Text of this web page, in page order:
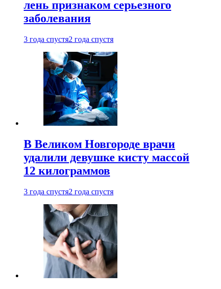
лень признаком серьезного
заболевания
3 года спустя2 года спустя
В Великом Новгороде врачи
удалили девушке кисту массой
12 килограммов
3 года спустя2 года спустя